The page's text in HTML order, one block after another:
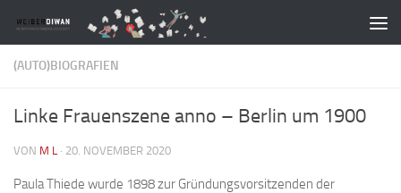
Zum Inhalt springen
(AUTO)BIOGRAFIEN
Linke Frauenszene anno – Berlin um 1900
VON M L · 20. NOVEMBER 2020
Paula Thiede wurde 1898 zur Gründungsvorsitzenden der